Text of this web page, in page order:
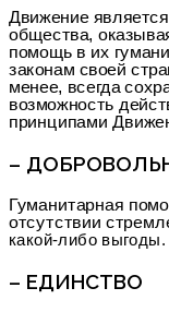
Движение
общества,
помощь в их
законам своей
менее, всегда
возможность
принципами
–
Гуманитарная
отсутствии
какой-либо выгоды.
– ЕДИНСТВО